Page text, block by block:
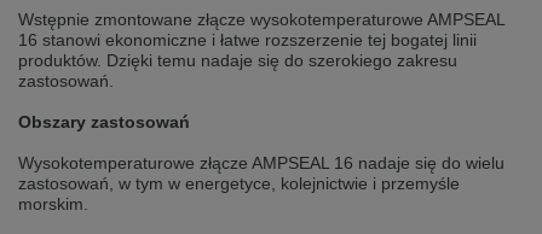
selected one. This website is also available in Czech. Would you like to
switch to the Czech version?
Switch to Czech version
Tato stránka je k dispozici i v češtině. Chcete přepnout na českou verzi?
Přepnout na českou verzi Zůstaňte v této verzi
Wstępnie zmontowane złącze wysokotemperaturowe AMPSEAL
16 stanowi ekonomiczne i łatwe rozszerzenie tej bogatej linii
produktów. Dzięki temu nadaje się do szerokiego zakresu
zastosowań.
Obszary zastosowań
Wysokotemperaturowe złącze AMPSEAL 16 nadaje się do wielu
zastosowań, w tym w energetyce, kolejnictwie i przemyśle
morskim.